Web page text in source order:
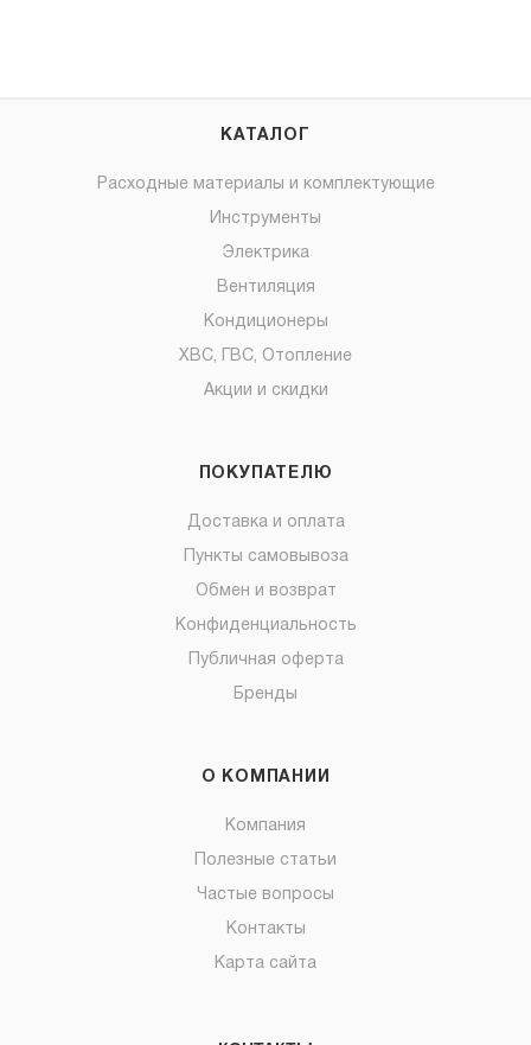
КАТАЛОГ
Расходные материалы и комплектующие
Инструменты
Электрика
Вентиляция
Кондиционеры
ХВС, ГВС, Отопление
Акции и скидки
ПОКУПАТЕЛЮ
Доставка и оплата
Пункты самовывоза
Обмен и возврат
Конфиденциальность
Публичная оферта
Бренды
О КОМПАНИИ
Компания
Полезные статьи
Частые вопросы
Контакты
Карта сайта